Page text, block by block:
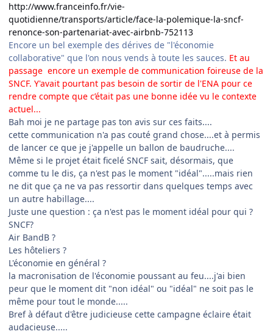
http://www.franceinfo.fr/vie-
quotidienne/transports/article/face-la-polemique-la-sncf-
renonce-son-partenariat-avec-airbnb-752113
Encore un bel exemple des dérives de "l'économie
collaborative" que l'on nous vends à toute les sauces. Et au
passage encore un exemple de communication foireuse de la
SNCF. Y'avait pourtant pas besoin de sortir de l'ENA pour ce
rendre compte que c’était pas une bonne idée vu le contexte
actuel...
Bah moi je ne partage pas ton avis sur ces faits....
cette communication n'a pas couté grand chose....et à permis
de lancer ce que je j'appelle un ballon de baudruche....
Même si le projet était ficelé SNCF sait, désormais, que
comme tu le dis, ça n'est pas le moment "idéal".....mais rien
ne dit que ça ne va pas ressortir dans quelques temps avec
un autre habillage....
Juste une question : ça n'est pas le moment idéal pour qui ?
SNCF?
Air BandB ?
Les hôteliers ?
L'économie en général ?
la macronisation de l'économie poussant au feu....j'ai bien
peur que le moment dit "non idéal" ou "idéal" ne soit pas le
même pour tout le monde.....
Bref à défaut d'être judicieuse cette campagne éclaire était
audacieuse.....